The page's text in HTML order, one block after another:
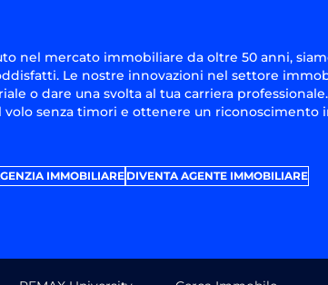
nel mercato immobiliare da oltre 50 anni,
Le nostre innovazioni nel settore
o dare una svolta al tua carriera
volo senza timori e ottenere un riconoscimento
IMMOBILIARE DIVENTA AGENTE IMMOBILIARE